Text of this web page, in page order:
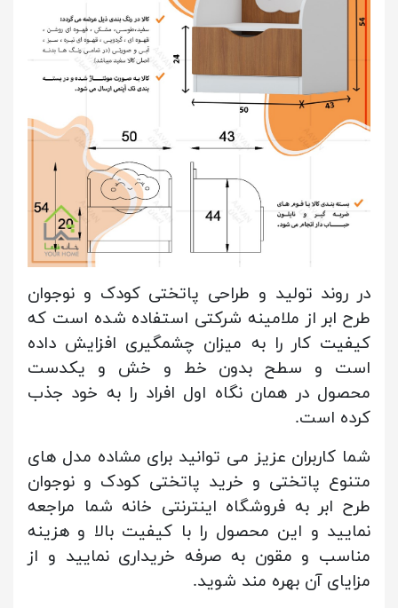
در روند تولید و طراحی پاتختی کودک و نوجوان
طرح ابر از ملامینه شرکتی استفاده شده است که
کیفیت کار را به میزان چشمگیری افزایش داده
است و سطح بدون خط و خش و یکدست
محصول در همان نگاه اول افراد را به خود جذب
کرده است.
شما کاربران عزیز می توانید برای مشاده مدل های
متنوع پاتختی و خرید پاتختی کودک و نوجوان
طرح ابر به فروشگاه اینترنتی خانه شما مراجعه
نمایید و این محصول را با کیفیت بالا و هزینه
مناسب و مقون به صرفه خریداری نمایید و از
مزایای آن بهره مند شوید.